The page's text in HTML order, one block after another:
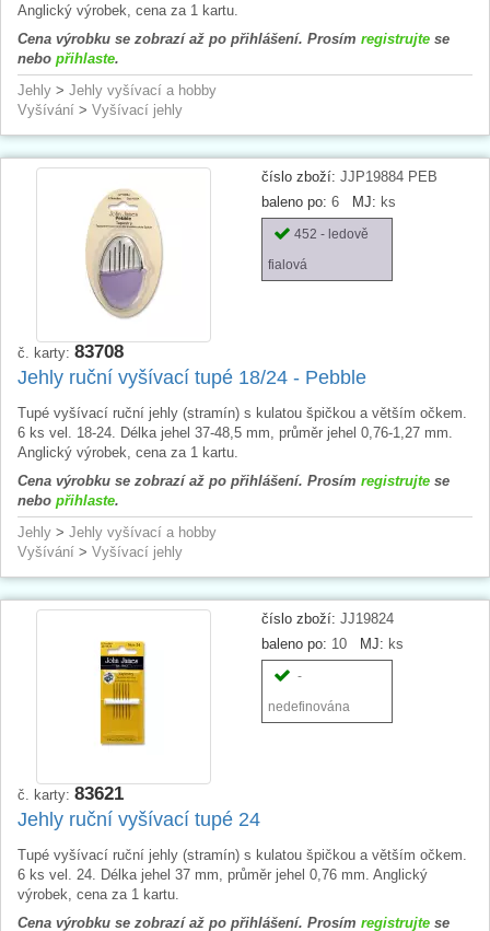
Anglický výrobek, cena za 1 kartu.
Cena výrobku se zobrazí až po přihlášení. Prosím registrujte se
nebo přihlaste.
Jehly > Jehly vyšívací a hobby
Vyšívání > Vyšívací jehly
číslo zboží: JJP19884 PEB
baleno po: 6 MJ: ks
452 - ledově
fialová
č. karty: 83708
Jehly ruční vyšívací tupé 18/24 - Pebble
Tupé vyšívací ruční jehly (stramín) s kulatou špičkou a větším očkem.
6 ks vel. 18-24. Délka jehel 37-48,5 mm, průměr jehel 0,76-1,27 mm.
Anglický výrobek, cena za 1 kartu.
Cena výrobku se zobrazí až po přihlášení. Prosím registrujte se
nebo přihlaste.
Jehly > Jehly vyšívací a hobby
Vyšívání > Vyšívací jehly
číslo zboží: JJ19824
baleno po: 10 MJ: ks
-
nedefinována
č. karty: 83621
Jehly ruční vyšívací tupé 24
Tupé vyšívací ruční jehly (stramín) s kulatou špičkou a větším očkem.
6 ks vel. 24. Délka jehel 37 mm, průměr jehel 0,76 mm. Anglický
výrobek, cena za 1 kartu.
Cena výrobku se zobrazí až po přihlášení. Prosím registrujte se